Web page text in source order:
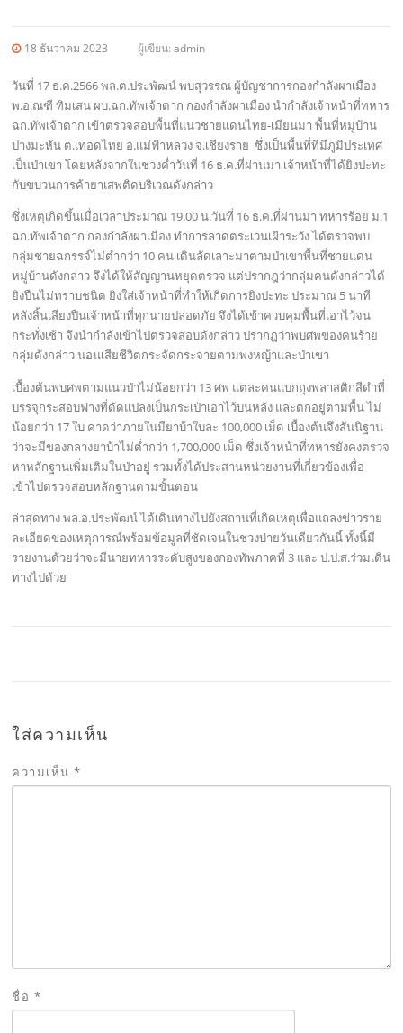
18 ธันวาคม 2023 ผู้เขียน:admin
วันที่ 17 ธ.ค.2566 พล.ต.ประพัฒน์ พบสุวรรณ ผู้บัญชาการกองกำลังผาเมือง
พ.อ.ณฑี ทิมเสน ผบ.ฉก.ทัพเจ้าตาก กองกำลังผาเมือง นำกำลังเจ้าหน้าที่ทหาร
ฉก.ทัพเจ้าตาก เข้าตรวจสอบพื้นที่แนวชายแดนไทย-เมียนมา พื้นที่หมู่บ้าน
ปางมะหัน ต.เทอดไทย อ.แม่ฟ้าหลวง จ.เชียงราย ซึ่งเป็นพื้นที่ที่มีภูมิประเทศ
เป็นป่าเขา โดยหลังจากในช่วงค่ำวันที่ 16 ธ.ค.ที่ผ่านมา เจ้าหน้าที่ได้ยิงปะทะ
กับขบวนการค้ายาเสพติดบริเวณดังกล่าว
ซึ่งเหตุเกิดขึ้นเมื่อเวลาประมาณ 19.00 น.วันที่ 16 ธ.ค.ที่ผ่านมา ทหารร้อย ม.1
ฉก.ทัพเจ้าตาก กองกำลังผาเมือง ทำการลาดตระเวนเฝ้าระวัง ได้ตรวจพบ
กลุ่มชายฉกรรจ์ไม่ต่ำกว่า 10 คน เดินลัดเลาะมาตามป่าเขาพื้นที่ชายแดน
หมู่บ้านดังกล่าว จึงได้ให้สัญญานหยุดตรวจ แต่ปรากฎว่ากลุ่มคนดังกล่าวได้
ยิงปืนไม่ทราบชนิด ยิงใส่เจ้าหน้าที่ทำให้เกิดการยิงปะทะ ประมาณ 5 นาที
หลังสิ้นเสียงปืนเจ้าหน้าที่ทุกนายปลอดภัย จึงได้เข้าควบคุมพื้นที่เอาไว้จน
กระทั่งเช้า จึงนำกำลังเข้าไปตรวจสอบดังกล่าว ปรากฎว่าพบศพของคนร้าย
กลุ่มดังกล่าว นอนเสียชีวิตกระจัดกระจายตามพงหญ้าและป่าเขา
เบื้องต้นพบศพตามแนวป่าไม่น้อยกว่า 13 ศพ แต่ละคนแบกถุงพลาสติกสีดำที่
บรรจุกระสอบฟางที่ดัดแปลงเป็นกระเป๋าเอาไว้บนหลัง และตกอยู่ตามพื้น ไม่
น้อยกว่า 17 ใบ คาดว่าภายในมียาบ้าใบละ 100,000 เม็ด เบื้องต้นจึงสันนิฐาน
ว่าจะมีของกลางยาบ้าไม่ต่ำกว่า 1,700,000 เม็ด ซึ่งเจ้าหน้าที่ทหารยังคงตรวจ
หาหลักฐานเพิ่มเติมในป่าอยู่ รวมทั้งได้ประสานหน่วยงานที่เกี่ยวข้องเพื่อ
เข้าไปตรวจสอบหลักฐานตามขั้นตอน
ล่าสุดทาง พล.อ.ประพัฒน์ ได้เดินทางไปยังสถานที่เกิดเหตุเพื่อแถลงข่าวราย
ละเอียดของเหตุการณ์พร้อมข้อมูลที่ชัดเจนในช่วงบ่ายวันเดียวกันนี้ ทั้งนี้มี
รายงานด้วยว่าจะมีนายทหารระดับสูงของกองทัพภาคที่ 3 และ ป.ป.ส.ร่วมเดิน
ทางไปด้วย
ใส่ความเห็น
ความเห็น*
ชื่อ *